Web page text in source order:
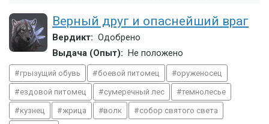
Верный друг и опаснейший враг
Вердикт: Одобрено
Выдача (Опыт):
Не положено
грызущий обувь боевой питомец оруженосец
ездовой питомец сумеречный лес темнолесье
кузнец жрица волк собор святого света